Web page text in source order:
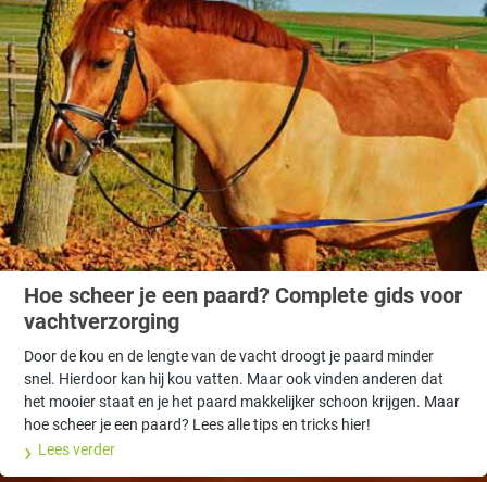
Hoe scheer je een paard? Complete gids voor
vachtverzorging
Door de kou en de lengte van de vacht droogt je paard minder
snel. Hierdoor kan hij kou vatten. Maar ook vinden anderen dat
het mooier staat en je het paard makkelijker schoon krijgen. Maar
hoe scheer je een paard? Lees alle tips en tricks hier!
Lees verder